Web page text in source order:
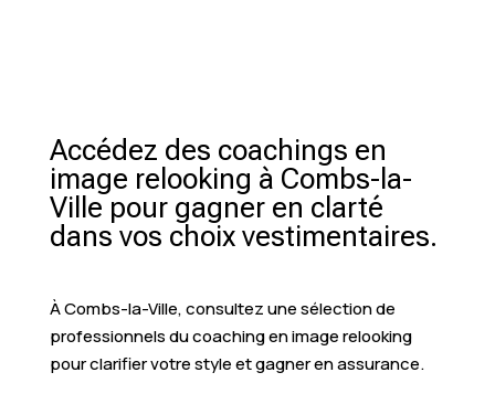
Accédez des coachings en
image relooking à Combs-la-
Ville pour gagner en clarté
dans vos choix vestimentaires.
À Combs-la-Ville, consultez une sélection de
professionnels du coaching en image relooking
pour clarifier votre style et gagner en assurance.